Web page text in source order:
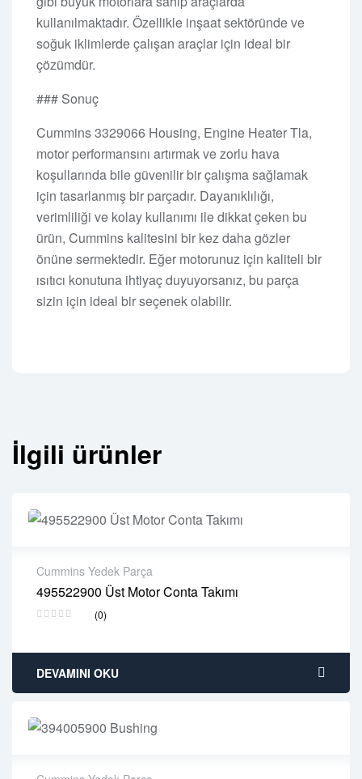
kullanılmaktadır. Özellikle inşaat sektöründe ve
soğuk iklimlerde çalışan araçlar için ideal bir
çözümdür.
### Sonuç
Cummins 3329066 Housing, Engine Heater Tla,
motor performansını artırmak ve zorlu hava
koşullarında bile güvenilir bir çalışma sağlamak
için tasarlanmış bir parçadır. Dayanıklılığı,
verimliliği ve kolay kullanımı ile dikkat çeken bu
ürün, Cummins kalitesini bir kez daha gözler
önüne sermektedir. Eğer motorunuz için kaliteli bir
ısıtıcı konutuna ihtiyaç duyuyorsanız, bu parça
sizin için ideal bir seçenek olabilir.
İlgili ürünler
Cummins Yedek Parça
495522900 Üst Motor Conta Takımı
(0)
2 years warranty
Delivery time: 1-2 business days
DEVAMINI OKU